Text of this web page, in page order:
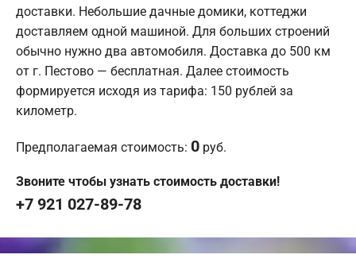
доставки. Небольшие дачные домики, коттеджи
доставляем одной машиной. Для больших строений
обычно нужно два автомобиля. Доставка до 500 км
от г. Пестово — бесплатная. Далее стоимость
формируется исходя из тарифа: 150 рублей за
километр.
Предполагаемая стоимость: 0 руб.
Звоните чтобы узнать стоимость доставки!
+7 921 027-89-78